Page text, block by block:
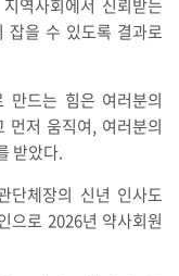
역사회에서 신뢰받는
잡을 수 있도록 결과로
만드는 힘은 여러분의
먼저 움직여, 여러분의
받았다.
단체장의 신년 인사도
으로 2026년 약사회원